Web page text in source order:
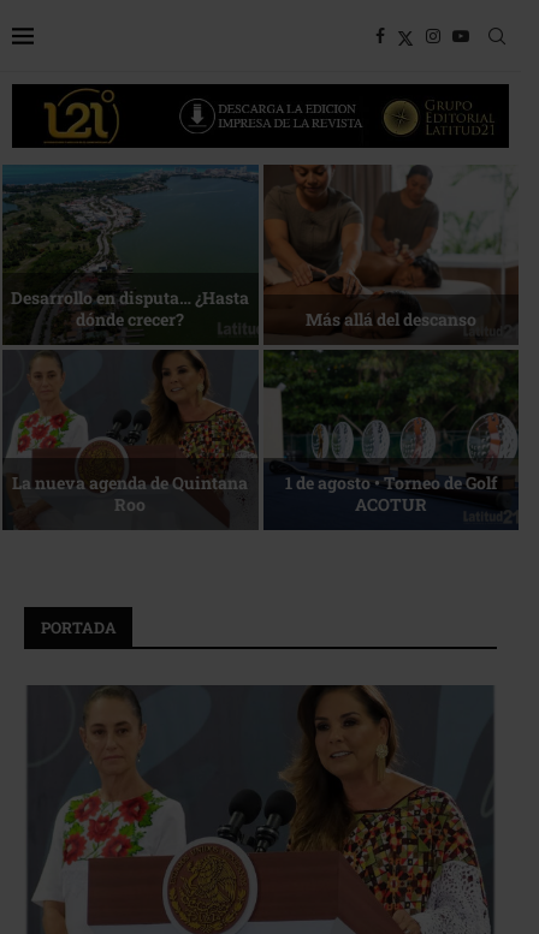
Bottega, un viaje servido a la
mesa
Energía que Impulsa la
competitividad
Reconocimiento de viajeros La esencia del servicio
PORTADA